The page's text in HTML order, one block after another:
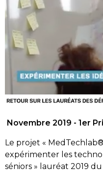
Novembre 2019 - 1er
Le projet «
expérimenter les
séniors » lauréat 2019